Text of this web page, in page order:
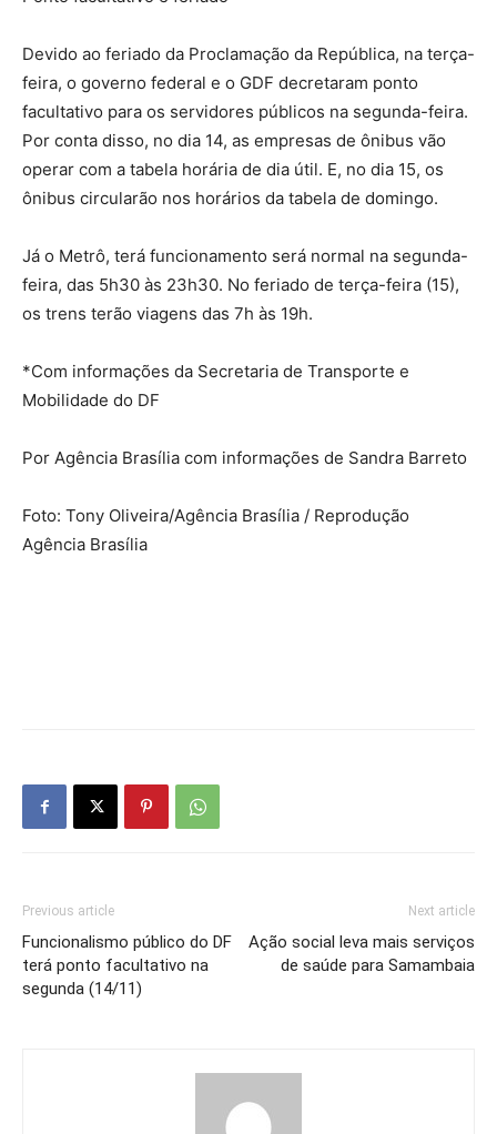
Devido ao feriado da Proclamação da República, na terça-
feira, o governo federal e o GDF decretaram ponto
facultativo para os servidores públicos na segunda-feira.
Por conta disso, no dia 14, as empresas de ônibus vão
operar com a tabela horária de dia útil. E, no dia 15, os
ônibus circularão nos horários da tabela de domingo.
Já o Metrô, terá funcionamento será normal na segunda-
feira, das 5h30 às 23h30. No feriado de terça-feira (15),
os trens terão viagens das 7h às 19h.
*Com informações da Secretaria de Transporte e
Mobilidade do DF
Por Agência Brasília com informações de Sandra Barreto
Foto: Tony Oliveira/Agência Brasília / Reprodução
Agência Brasília
Previous article
Funcionalismo público do DF
terá ponto facultativo na
segunda (14/11)
Next article
Ação social leva mais serviços
de saúde para Samambaia